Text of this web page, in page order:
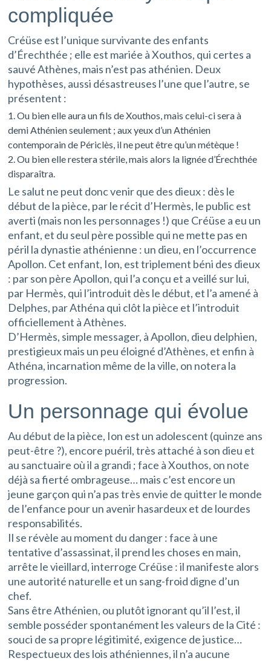
compliquée
Créüse est l’unique survivante des enfants
d’Érechthée ; elle est mariée à Xouthos, qui certes a
sauvé Athènes, mais n’est pas athénien. Deux
hypothèses, aussi désastreuses l’une que l’autre, se
présentent :
Ou bien elle aura un fils de Xouthos, mais celui-ci sera à
demi Athénien seulement ; aux yeux d’un Athénien
contemporain de Périclès, il ne peut être qu’un métèque !
Ou bien elle restera stérile, mais alors la lignée d’Érechthée
disparaîtra.
Le salut ne peut donc venir que des dieux : dès le
début de la pièce, par le récit d’Hermès, le public est
averti (mais non les personnages !) que Créüse a eu un
enfant, et du seul père possible qui ne mette pas en
péril la dynastie athénienne : un dieu, en l’occurrence
Apollon. Cet enfant, Ion, est triplement béni des dieux
: par son père Apollon, qui l’a conçu et a veillé sur lui,
par Hermès, qui l’introduit dès le début, et l’a amené à
Delphes, par Athéna qui clôt la pièce et l’introduit
officiellement à Athènes.
D’Hermès, simple messager, à Apollon, dieu delphien,
prestigieux mais un peu éloigné d’Athènes, et enfin à
Athéna, incarnation même de la ville, on notera la
progression.
Un personnage qui évolue
Au début de la pièce, Ion est un adolescent (quinze ans
peut-être ?), encore puéril, très attaché à son dieu et
au sanctuaire où il a grandi ; face à Xouthos, on note
déjà sa fierté ombrageuse… mais c’est encore un
jeune garçon qui n’a pas très envie de quitter le monde
de l’enfance pour un avenir hasardeux et de lourdes
responsabilités.
Il se révèle au moment du danger : face à une
tentative d’assassinat, il prend les choses en main,
arrête le vieillard, interroge Créüse : il manifeste alors
une autorité naturelle et un sang-froid digne d’un
chef.
Sans être Athénien, ou plutôt ignorant qu’il l’est, il
semble posséder spontanément les valeurs de la Cité :
souci de sa propre légitimité, exigence de justice…
Respectueux des lois athéniennes, il n’a aucune